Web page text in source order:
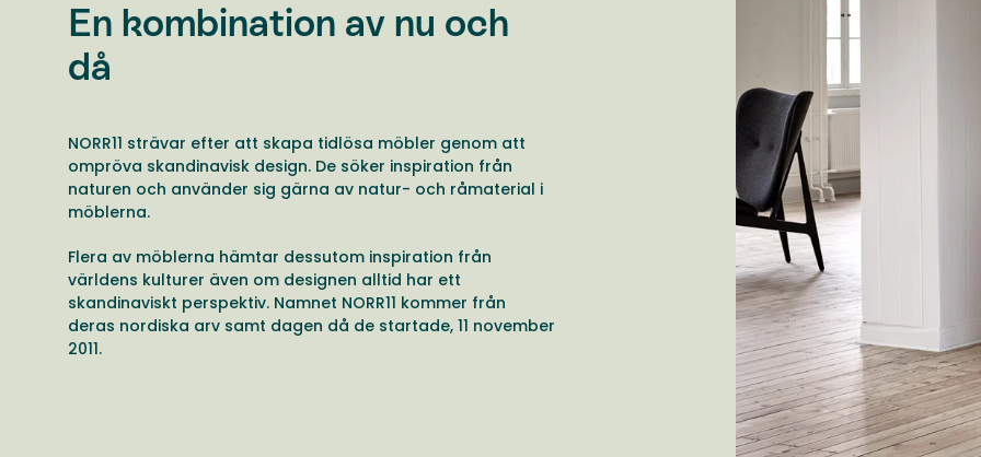
En kombination av nu och
då
NORR11 strävar efter att skapa tidlösa möbler genom att
ompröva skandinavisk design. De söker inspiration från
naturen och använder sig gärna av natur- och råmaterial i
möblerna.
Flera av möblerna hämtar dessutom inspiration från
världens kulturer även om designen alltid har ett
skandinaviskt perspektiv. Namnet NORR11 kommer från
deras nordiska arv samt dagen då de startade, 11 november
2011.